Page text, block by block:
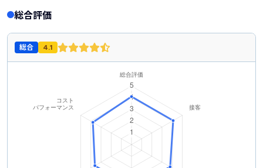
総合評価
総合 4.1